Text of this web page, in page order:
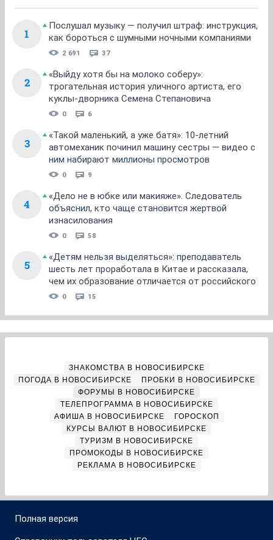
1
Послушал музыку — получил штраф: инструкция,
как бороться с шумными ночными компаниями
2 691 37
2
«Выйду хотя бы на молоко соберу»:
трогательная история уличного артиста, его
куклы-дворника Семена Степановича
0 6
3
«Такой маленький, а уже батя»: 10-летний
автомеханик починил машину сестры — видео с
ним набирают миллионы просмотров
0 9
4
«Дело не в юбке или макияже». Следователь
объяснил, кто чаще становится жертвой
изнасилования
0 58
5
«Детям нельзя выделяться»: преподаватель
шесть лет проработала в Китае и рассказала,
чем их образование отличается от российского
0 15
ЗНАКОМСТВА В НОВОСИБИРСКЕ
ПОГОДА В НОВОСИБИРСКЕ
ПРОБКИ В НОВОСИБИРСКЕ
ФОРУМЫ В НОВОСИБИРСКЕ
ТЕЛЕПРОГРАММА В НОВОСИБИРСКЕ
АФИША В НОВОСИБИРСКЕ
ГОРОСКОП
КУРСЫ ВАЛЮТ В НОВОСИБИРСКЕ
ТУРИЗМ В НОВОСИБИРСКЕ
ПРОМОКОДЫ В НОВОСИБИРСКЕ
РЕКЛАМА В НОВОСИБИРСКЕ
Полная версия